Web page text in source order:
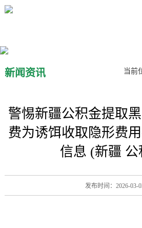
新闻资讯 当前
警惕新疆公积金提取
费为诱饵收取隐形费
信息 (新疆 公
发布时间：2026-03-